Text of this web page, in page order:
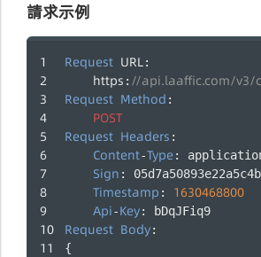
請求示例
Request URL:
https : //api.laaffic.com/v3/
Request Method :
POST
Request Headers :
Content-Type:
Sign :
Timestamp : 1630468800
Api-Key: bDqJFiq9
Request Body:
{